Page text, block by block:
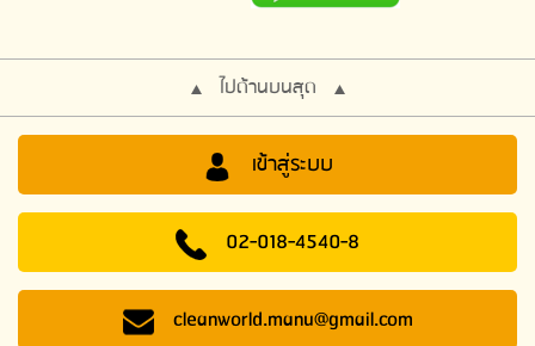
ไปด้านบนสุด
เข้าสู่ระบบ
02-018-4540-8
cleanworld.manu@gmail.com